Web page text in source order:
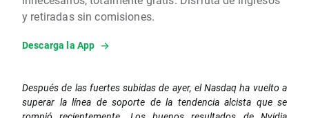
y retiradas sin comisiones.
Descarga la App
Después de las fuertes subidas de ayer, el Nasdaq ha vuelto a
superar la línea de soporte de la tendencia alcista que se